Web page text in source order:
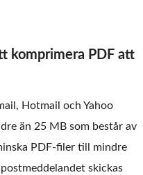
komprimera PDF att
Hotmail och Yahoo
än 25 MB som består av
PDF-filer till mindre
skickas